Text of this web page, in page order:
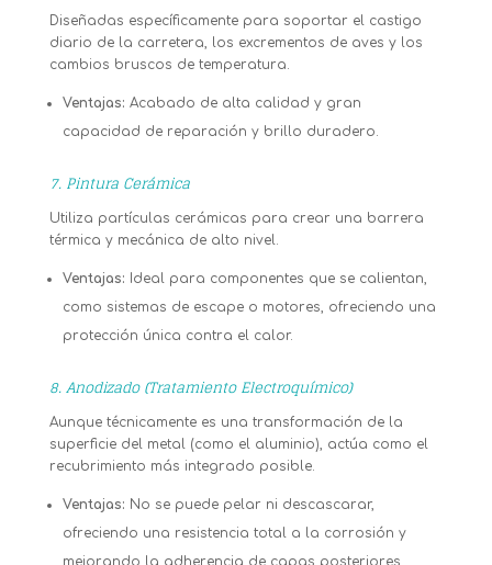
Diseñadas específicamente para soportar el castigo
diario de la carretera, los excrementos de aves y los
cambios bruscos de temperatura.
Ventajas: Acabado de alta calidad y gran
capacidad de reparación y brillo duradero.
7. Pintura Cerámica
Utiliza partículas cerámicas para crear una barrera
térmica y mecánica de alto nivel.
Ventajas: Ideal para componentes que se calientan,
como sistemas de escape o motores, ofreciendo una
protección única contra el calor.
8. Anodizado (Tratamiento Electroquímico)
Aunque técnicamente es una transformación de la
superficie del metal (como el aluminio), actúa como el
recubrimiento más integrado posible.
Ventajas: No se puede pelar ni descascarar,
ofreciendo una resistencia total a la corrosión y
mejorando la adherencia de capas posteriores.